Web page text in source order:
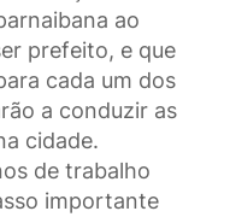
ao
prefeito, e que
cada um dos
a conduzir as
cidade.
de trabalho
importante